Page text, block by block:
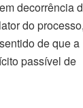
decorrência
do processo,
de que a
passível de